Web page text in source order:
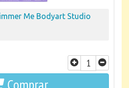
Me Bodyart Studio
Comprar